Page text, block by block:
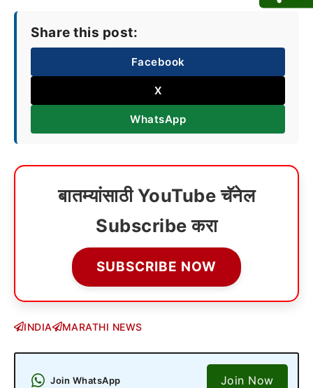
Share this post:
Facebook
X
WhatsApp
बातम्यांसाठी YouTube चॅनेल
Subscribe करा
SUBSCRIBE NOW
INDIA MARATHI NEWS
Join WhatsApp Join Now